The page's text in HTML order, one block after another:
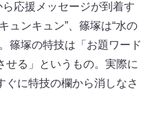
応援メッセージが到着す
ュンキュン”、篠塚は“水の
篠塚の特技は「お題ワード
せる」というもの。実際に
ぐに特技の欄から消しなさ